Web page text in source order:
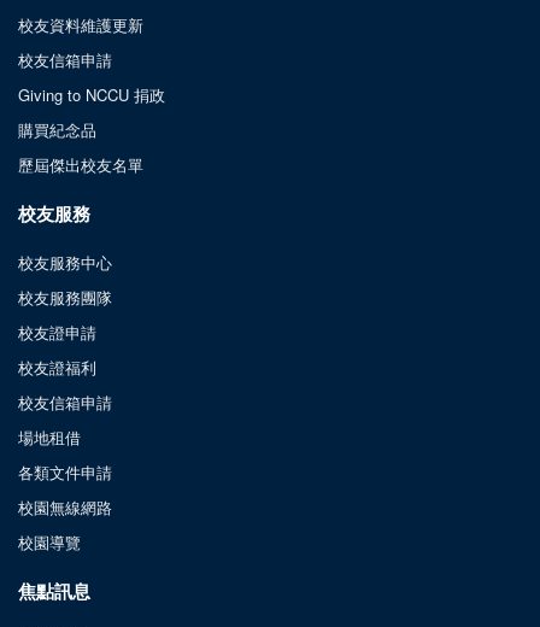
校友資料維護更新
校友信箱申請
Giving to NCCU 捐政
購買紀念品
歷屆傑出校友名單
校友服務
校友服務中心
校友服務團隊
校友證申請
校友證福利
校友信箱申請
場地租借
各類文件申請
校園無線網路
校園導覽
焦點訊息